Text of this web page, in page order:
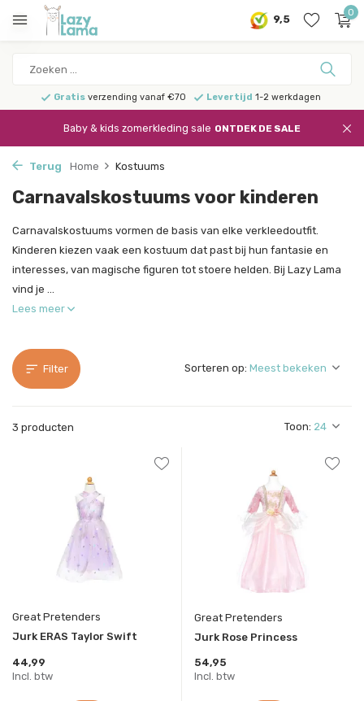
9,5
0
Gratis verzending vanaf €70 Levertijd 1-2 werkdagen
Baby & kids zomerkleding sale ONTDEK DE SALE
Terug Home Kostuums
Carnavalskostuums voor kinderen
Carnavalskostuums vormen de basis van elke verkleedoutfit.
Kinderen kiezen vaak een kostuum dat past bij hun fantasie en
interesses, van magische figuren tot stoere helden. Bij Lazy Lama
vind je ...
Lees meer
Filter
3 producten Toon:
Sorteren op:
Great Pretenders
Jurk ERAS Taylor Swift
44,99
Incl. btw
Great Pretenders
Jurk Rose Princess
54,95
Incl. btw